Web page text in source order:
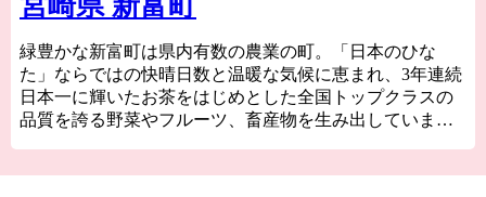
宮崎県 新富町
緑豊かな新富町は県内有数の農業の町。「日本のひな
た」ならではの快晴日数と温暖な気候に恵まれ、3年連続
日本一に輝いたお茶をはじめとした全国トップクラスの
品質を誇る野菜やフルーツ、畜産物を生み出していま